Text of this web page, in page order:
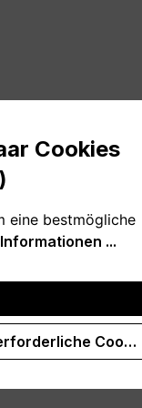
tolles
Cookies
eine bestmögliche
...